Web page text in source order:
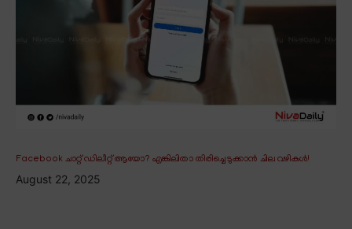
Facebook ചാറ്റ് ഡിലീറ്റ് ആയോ? എങ്കിലിതാ തിരിച്ചെടുക്കാൻ ചില വഴികൾ!
August 22, 2025